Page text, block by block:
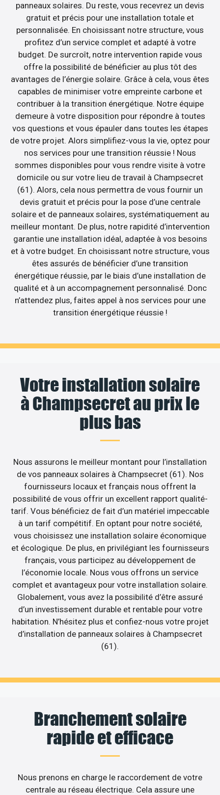
panneaux solaires. Du reste, vous recevrez un devis
gratuit et précis pour une installation totale et
personnalisée. En choisissant notre structure, vous
profitez d’un service complet et adapté à votre
budget. De surcroît, notre intervention rapide vous
offre la possibilité de bénéficier au plus tôt des
avantages de l’énergie solaire. Grâce à cela, vous êtes
capables de minimiser votre empreinte carbone et
contribuer à la transition énergétique. Notre équipe
demeure à votre disposition pour répondre à toutes
vos questions et vous épauler dans toutes les étapes
de votre projet. Alors simplifiez-vous la vie, optez pour
nos services pour une transition réussie ! Nous
sommes disponibles pour vous rendre visite à votre
domicile ou sur votre lieu de travail à Champsecret
(61). Alors, cela nous permettra de vous fournir un
devis gratuit et précis pour la pose d’une centrale
solaire et de panneaux solaires, systématiquement au
meilleur montant. De plus, notre rapidité d’intervention
garantie une installation idéal, adaptée à vos besoins
et à votre budget. En choisissant notre structure, vous
êtes assurés de bénéficier d’une transition
énergétique réussie, par le biais d’une installation de
qualité et à un accompagnement personnalisé. Donc
n’attendez plus, faites appel à nos services pour une
transition énergétique réussie !
Votre installation solaire
à Champsecret au prix le
plus bas
Nous assurons le meilleur montant pour l’installation
de vos panneaux solaires à Champsecret (61). Nos
fournisseurs locaux et français nous offrent la
possibilité de vous offrir un excellent rapport qualité-
tarif. Vous bénéficiez de fait d’un matériel impeccable
à un tarif compétitif. En optant pour notre société,
vous choisissez une installation solaire économique
et écologique. De plus, en privilégiant les fournisseurs
français, vous participez au développement de
l’économie locale. Nous vous offrons un service
complet et avantageux pour votre installation solaire.
Globalement, vous avez la possibilité d’être assuré
d’un investissement durable et rentable pour votre
habitation. N’hésitez plus et confiez-nous votre projet
d’installation de panneaux solaires à Champsecret
(61).
Branchement solaire
rapide et efficace
Nous prenons en charge le raccordement de votre
centrale au réseau électrique. Cela assure une